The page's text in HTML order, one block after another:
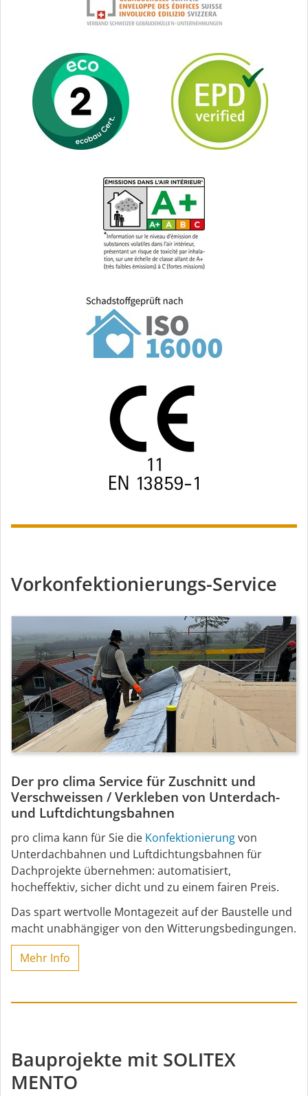
Vorkonfektionierungs-Service
Der pro clima Service für Zuschnitt und
Verschweissen / Verkleben von Unterdach-
und Luftdichtungsbahnen
pro clima kann für Sie die Konfektionierungvon
Unterdachbahnen und Luftdichtungsbahnen für
Dachprojekte übernehmen: automatisiert,
hocheffektiv, sicher dicht und zu einem fairen Preis.
Das spart wertvolle Montagezeit auf der Baustelle und
macht unabhängiger von den Witterungsbedingungen.
Mehr Info
Bauprojekte mit SOLITEX
MENTO